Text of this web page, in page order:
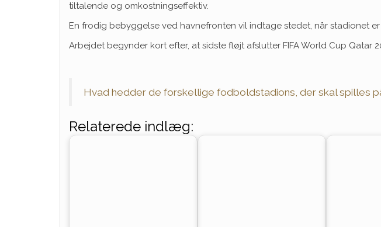
tiltalende og omkostningseffektiv.
En frodig bebyggelse ved havnefronten vil indtage stedet, når stadionet
Arbejdet begynder kort efter, at sidste fløjt afslutter FIFA World Cup Qatar
Hvad hedder de forskellige fodboldstadions, der skal spilles
Relaterede indlæg: